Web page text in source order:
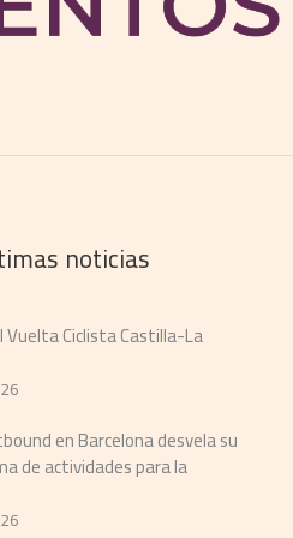
noticias
Vuelta Ciclista Castilla-La
en Barcelona desvela su
de actividades para la